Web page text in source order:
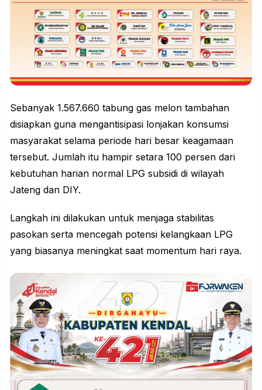
Sebanyak 1.567.660 tabung gas melon tambahan
disiapkan guna mengantisipasi lonjakan konsumsi
masyarakat selama periode hari besar keagamaan
tersebut. Jumlah itu hampir setara 100 persen dari
kebutuhan harian normal LPG subsidi di wilayah
Jateng dan DIY.
Langkah ini dilakukan untuk menjaga stabilitas
pasokan serta mencegah potensi kelangkaan LPG
yang biasanya meningkat saat momentum hari raya.